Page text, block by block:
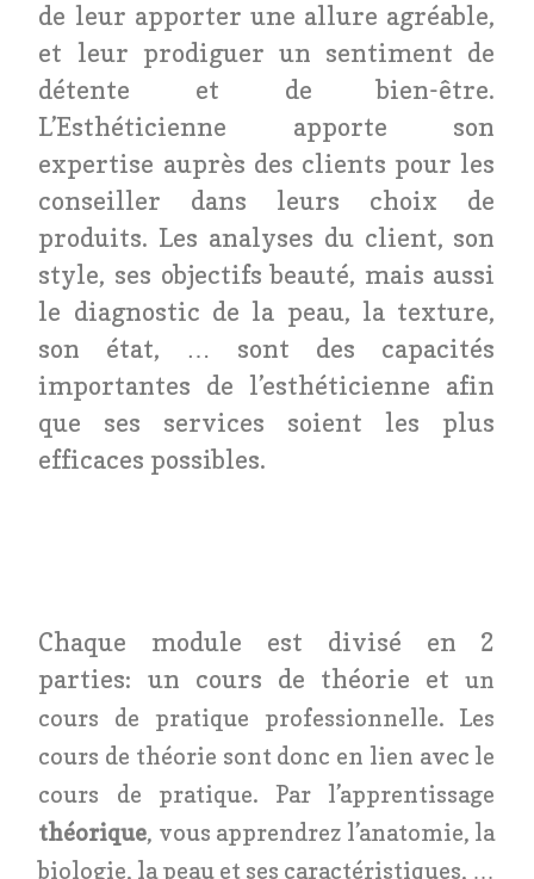
de leur apporter une allure agréable,
et leur prodiguer un sentiment de
détente et de bien-être.
L’Esthéticienne apporte son
expertise auprès des clients pour les
conseiller dans leurs choix de
produits. Les analyses du client, son
style, ses objectifs beauté, mais aussi
le diagnostic de la peau, la texture,
son état, … sont des capacités
importantes de l’esthéticienne afin
que ses services soient les plus
efficaces possibles.
Chaque module est divisé en 2
parties: un cours de théorie etun
cours de pratique professionnelle. Les
cours de théorie sont donc en lien avec le
cours de pratique. Par l’apprentissage
théorique, vous apprendrez l’anatomie, la
biologie, la peau et ses caractéristiques, …